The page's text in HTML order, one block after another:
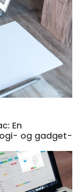
En
og gadget-